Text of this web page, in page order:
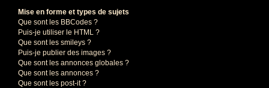
Mise en forme et types de sujets
Que sont les BBCodes ?
Puis-je utiliser le HTML ?
Que sont les smileys ?
Puis-je publier des images ?
Que sont les annonces globales ?
Que sont les annonces ?
Que sont les post-it ?